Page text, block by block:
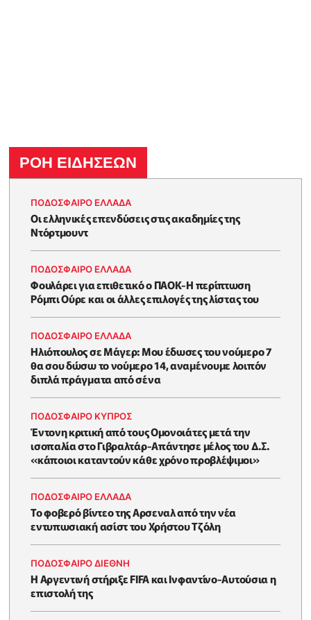
ΡΟΗ ΕΙΔΗΣΕΩΝ
ΠΟΔΟΣΦΑΙΡΟ ΕΛΛΑΔΑ
Οι ελληνικές επενδύσεις στις ακαδημίες της
Ντόρτμουντ
ΠΟΔΟΣΦΑΙΡΟ ΕΛΛΑΔΑ
Φουλάρει για επιθετικό ο ΠΑΟΚ-Η περίπτωση
Ρόμπι Ούρε και οι άλλες επιλογές της λίστας του
ΠΟΔΟΣΦΑΙΡΟ ΕΛΛΑΔΑ
Ηλιόπουλος σε Μάγερ: Μου έδωσες του νούμερο 7
θα σου δώσω το νούμερο 14, αναμένουμε λοιπόν
διπλά πράγματα από σένα
ΠΟΔΟΣΦΑΙΡΟ ΚΥΠΡΟΣ
Έντονη κριτική από τους Ομονοιάτες μετά την
ισοπαλία στο Γιβραλτάρ-Απάντησε μέλος του Δ.Σ.
«κάποιοι καταντούν κάθε χρόνο προβλέψιμοι»
ΠΟΔΟΣΦΑΙΡΟ ΕΛΛΑΔΑ
Το φοβερό βίντεο της Αρσεναλ από την νέα
εντυπωσιακή ασίστ του Χρήστου Τζόλη
ΠΟΔΟΣΦΑΙΡΟ ΔΙΕΘΝΗ
Η Αργεντινή στήριξε FIFA και Ινφαντίνο-Αυτούσια η
επιστολή της